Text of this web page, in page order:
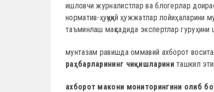
ишловчи журналистлар ва блогерлар
норматив-ҳуқуқий ҳужжатлар лойиҳаларини
таъминлаш мақсадида экспертлар
мунтазам равишда оммавий ахборот
раҳбарларининг чиқишлариниташкил
ахборот макони мониторингини олиб